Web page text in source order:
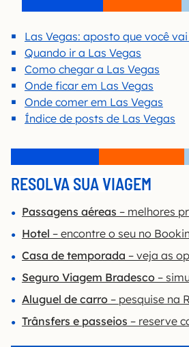
Las Vegas: aposto que você
Quando ir a Las Vegas
Como chegar a Las Vegas
Onde ficar em Las Vegas
Onde comer em Las Vegas
Índice de posts de Las Vegas
RESOLVA SUA VIAGEM
Passagens aéreas – melhores
Hotel – encontre o seu no
Casa de temporada – veja as
Seguro Viagem Bradesco –
Aluguel de carro – pesquise na
Trânsfers e passeios – reserve